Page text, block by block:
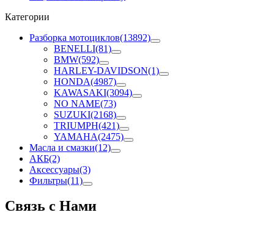
Категории
Разборка мотоциклов(13892)
BENELLI(81)
BMW(592)
HARLEY-DAVIDSON(1)
HONDA(4987)
KAWASAKI(3094)
NO NAME(73)
SUZUKI(2168)
TRIUMPH(421)
YAMAHA(2475)
Масла и смазки(12)
АКБ(2)
Аксессуары(3)
Фильтры(11)
Связь с Нами